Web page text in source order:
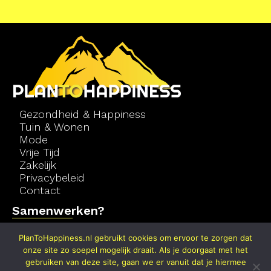
Gezondheid & Happiness
Tuin & Wonen
Mode
Vrije Tijd
Zakelijk
Privacybeleid
Contact
Samenwerken?
Wil je ook bijdragen aan deze website door
met een mooi idee te komen of door een
mooie blog. Laat het ons dan gerust weten
PlanToHappiness.nl gebruikt cookies om ervoor te zorgen dat
onze site zo soepel mogelijk draait. Als je doorgaat met het
gebruiken van deze site, gaan we er vanuit dat je hiermee